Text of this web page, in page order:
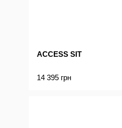
ACCESS SIT
14 395 грн